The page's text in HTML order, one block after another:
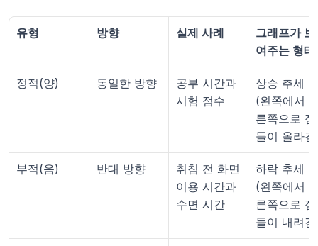
유형 방향 실제 사례
그래프가 보
여주는 형태
정적(양) 동일한 방향
공부 시간과
시험 점수
상승 추세
(왼쪽에서
른쪽으로 점
들이 올라
부적(음) 반대 방향
취침 전 화면
이용 시간과
수면 시간
하락 추세
(왼쪽에서
른쪽으로 점
들이 내려